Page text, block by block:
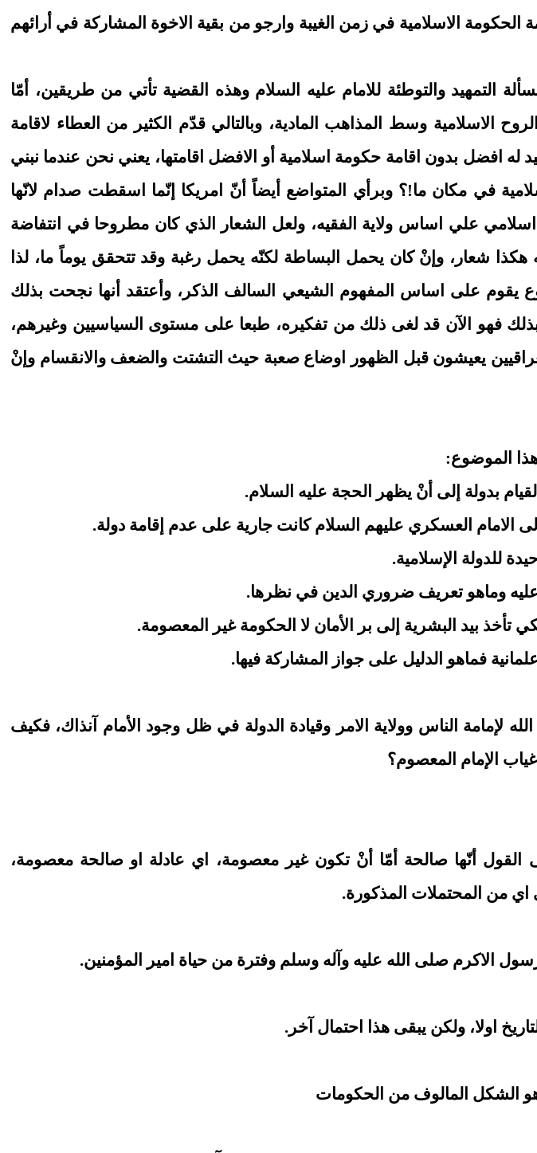
الاسلامية في زمن الغيبة وارجو من بقية الاخوة المشاركة في أرائهم
التمهيد والتوطئة للامام عليه السلام وهذه القضية تأتي من طريقين، أمّا
الاسلامية وسط المذاهب المادية، وبالتالي قدّم الكثير من العطاء لاقامة
له افضل بدون اقامة حكومة اسلامية أو الافضل اقامتها، يعني نحن عندما نبني
في مكان ما!؟ وبرأي المتواضع أيضاً أنّ امريكا إنّما اسقطت صدام لانّها
علي اساس ولاية الفقيه، ولعل الشعار الذي كان مطروحا في انتفاضة
هكذا شعار، وإنْ كان يحمل البساطة لكنّه يحمل رغبة وقد تتحقق يوماً ما، لذا
يقوم على اساس المفهوم الشيعي السالف الذكر، وأعتقد أنها نجحت بذلك
فهو الآن قد لغى ذلك من تفكيره، طبعا على مستوى السياسيين وغيرهم،
يعيشون قبل الظهور اوضاع صعبة حيث التشتت والضعف والانقسام وإنْ
الموضوع:
الناس وولاية الامر وقيادة الدولة في ظل وجود الأمام آنذاك، فكيف
الإمام المعصوم؟
أنّها صالحة أمّا أنْ تكون غير معصومة، اي عادلة او صالحة معصومة،
اي من المحتملات المذكورة.
الاكرم صلى الله عليه وآله وسلم وفترة من حياة امير المؤمنين.
اولا، ولكن يبقى هذا احتمال آخر.
الشكل المالوف من الحكومات